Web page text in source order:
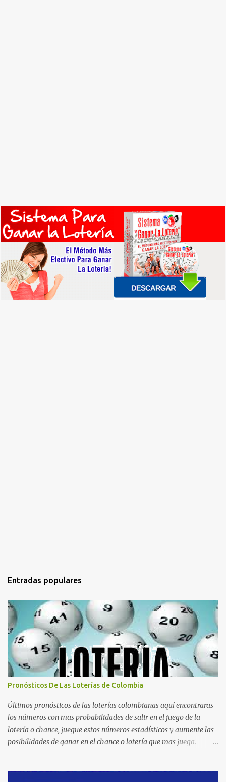
Entradas populares
Pronósticos De Las Loterías de Colombia
Últimos pronósticos de las loterías colombianas aquí encontraras
los números con mas probabilidades de salir en el juego de la
lotería o chance, juegue estos números estadísticos y aumente las
posibilidades de ganar en el chance o lotería que mas juega.
Manizales Valle Bogotá Quindio Medellin Santander Risaralda